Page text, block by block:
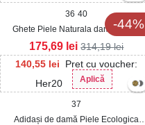
-44%
36 40
Ghete Piele Naturala dama Bordo
Wanita
140,55 lei
Pret cu voucher:
Her20
Aplică
175,69 lei 314,19lei
37
Adidași de damă Piele Ecologica